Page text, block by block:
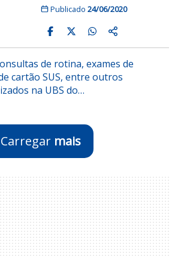
Publicado 24/06/2020
de rotina, exames de
cartão SUS, entre outros
na UBS do…
Carregar mais